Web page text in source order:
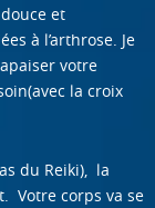
et
à l’arthrose. Je
votre
la croix
du Reiki), la
Votre corps va se